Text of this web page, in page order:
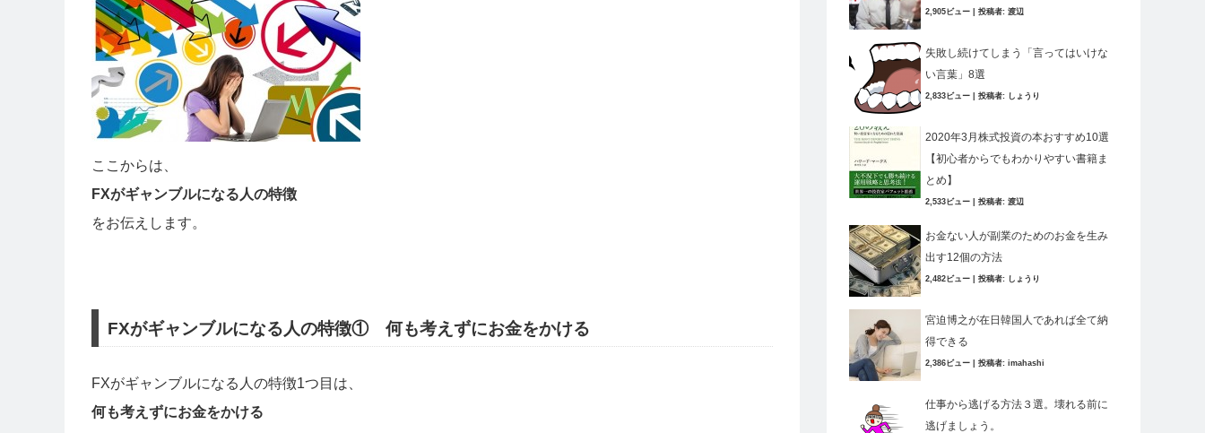
ここからは、
FXがギャンブルになる人の特徴
をお伝えします。
FXがギャンブルになる人の特徴① 何も考えずにお金をかける
FXがギャンブルになる人の特徴1つ目は、
何も考えずにお金をかける
2,905ビュー 投稿者: 渡辺
失敗し続けてしまう「言ってはいけな
い言葉」8選
2,833ビュー 投稿者: しょうり
2020年3月株式投資の本おすすめ10選
【初心者からでもわかりやすい書籍ま
とめ】
2,533ビュー 投稿者: 渡辺
お金ない人が副業のためのお金を生み
出す12個の方法
2,482ビュー 投稿者: しょうり
宮迫博之が在日韓国人であれば全て納
得できる
2,386ビュー 投稿者: imahashi
仕事から逃げる方法３選。壊れる前に
逃げましょう。